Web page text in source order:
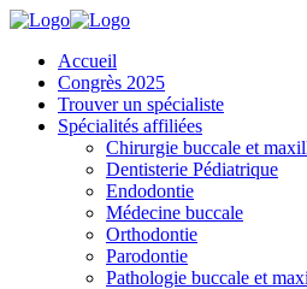
Accueil
Congrès 2025
Trouver un spécialiste
Spécialités affiliées
Chirurgie buccale et
Dentisterie Pédiatrique
Endodontie
Médecine buccale
Orthodontie
Parodontie
Pathologie buccale et